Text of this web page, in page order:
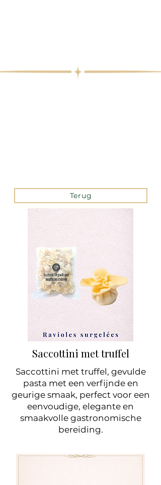
Terug
Saccottini met truffel
Saccottini met truffel, gevulde
pasta met een verfijnde en
geurige smaak, perfect voor een
eenvoudige, elegante en
smaakvolle gastronomische
bereiding.